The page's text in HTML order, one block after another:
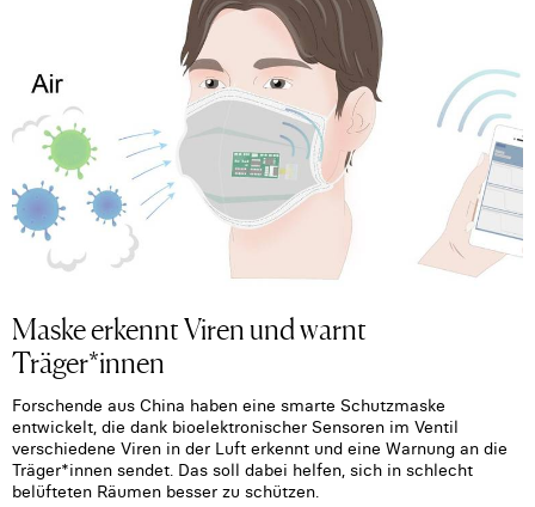
Maske erkennt Viren und warnt
Träger*innen
Forschende aus China haben eine smarte Schutzmaske
entwickelt, die dank bioelektronischer Sensoren im Ventil
verschiedene Viren in der Luft erkennt und eine Warnung an die
Träger*innen sendet. Das soll dabei helfen, sich in schlecht
belüfteten Räumen besser zu schützen.